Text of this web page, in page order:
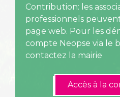
Contribution: les
professionnels
page web. Pour les
compte Neopse via le
contactez la mairie
Accès à la